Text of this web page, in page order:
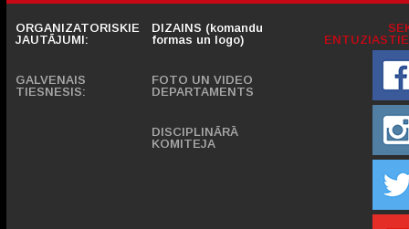
ORGANIZATORISKIE
JAUTĀJUMI:
GALVENAIS
TIESNESIS:
DIZAINS (komandu
formas un logo)
FOTO UN VIDEO
DEPARTAMENTS
DISCIPLINĀRĀ
KOMITEJA